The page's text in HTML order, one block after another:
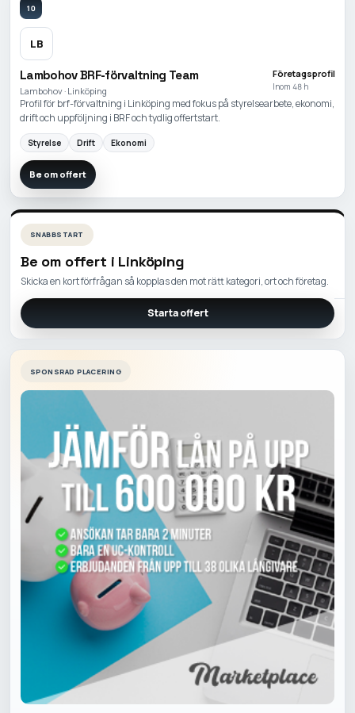
10
LB
Lambohov BRF-förvaltning Team
Lambohov · Linköping
Företagsprofil
Inom 48 h
Profil för brf-förvaltning i Linköping med fokus på styrelsearbete, ekonomi,
drift och uppföljning i BRF och tydlig offertstart.
Styrelse Drift Ekonomi
Be om offert
SNABBSTART
Be om offert i Linköping
Skicka en kort förfrågan så kopplas den mot rätt kategori, ort och företag.
Starta offert
SPONSRAD PLACERING